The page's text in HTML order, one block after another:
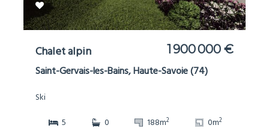
Chalet alpin 1 900 000 €
Saint-Gervais-les-Bains, Haute-Savoie (74)
Ski
5
0 188m2 0m2